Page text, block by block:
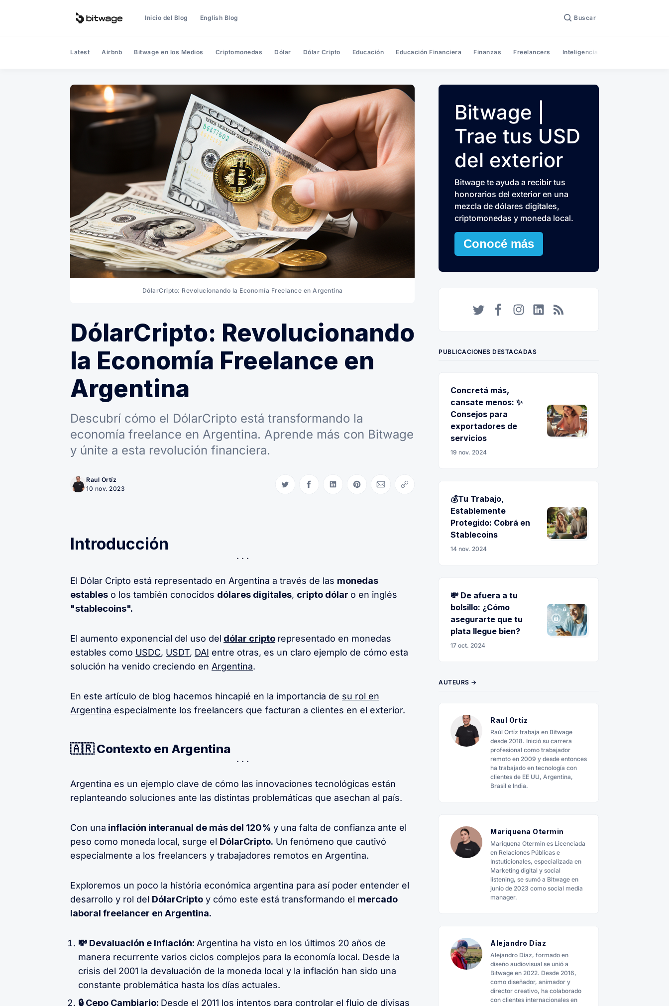
Inicio del Blog English Blog Buscar
Latest Airbnb Bitwage en los Medios Criptomonedas Dólar Dólar Cripto Educación Educación Financiera Finanzas Freelancers Inteligencia Artificial
DólarCripto: Revolucionando la Economía Freelance en Argentina
DólarCripto: Revolucionando
la Economía Freelance en
Argentina
Descubrí cómo el DólarCripto está transformando la
economía freelance en Argentina. Aprende más con Bitwage
y únite a esta revolución financiera.
Raul Ortíz
10 nov. 2023
Compartir en Twitter
Compartir en Facebook
Compartir en LinkedIn
Compartir en Pinterest
Compartir via Email
Copiar link
Introducción
El Dólar Cripto está representado en Argentina a través de las monedas
estables o los también conocidos dólares digitales, cripto dólar o en inglés
"stablecoins".
El aumento exponencial del uso del dólar cripto representado en monedas
estables como USDC, USDT, DAI entre otras, es un claro ejemplo de cómo esta
solución ha venido creciendo en Argentina.
En este artículo de blog hacemos hincapié en la importancia de su rol en
Argentina especialmente los freelancers que facturan a clientes en el exterior.
🇦🇷 Contexto en Argentina
Argentina es un ejemplo clave de cómo las innovaciones tecnológicas están
replanteando soluciones ante las distintas problemáticas que asechan al país.
Con una inflación interanual de más del 120% y una falta de confianza ante el
peso como moneda local, surge el DólarCripto. Un fenómeno que cautivó
especialmente a los freelancers y trabajadores remotos en Argentina.
Exploremos un poco la história económica argentina para así poder entender el
desarrollo y rol del DólarCripto y cómo este está transformando el mercado
laboral freelancer en Argentina.
💸 Devaluación e Inflación: Argentina ha visto en los últimos 20 años de
manera recurrente varios ciclos complejos para la economía local. Desde la
crisis del 2001 la devaluación de la moneda local y la inflación han sido una
constante problemática hasta los días actuales.
🔒 Cepo Cambiario: Desde el 2011 los intentos para controlar el flujo de divisas
Bitwage |
Trae tus USD
del exterior
Bitwage te ayuda a recibir tus
honorarios del exterior en una
mezcla de dólares digitales,
criptomonedas y moneda local.
Conocé más
PUBLICACIONES DESTACADAS
Concretá más,
cansate menos: ✨
Consejos para
exportadores de
servicios
19 nov. 2024
💰Tu Trabajo,
Establemente
Protegido: Cobrá en
Stablecoins
14 nov. 2024
💸 De afuera a tu
bolsillo: ¿Cómo
asegurarte que tu
plata llegue bien?
17 oct. 2024
AUTEURS →
Raul Ortíz
Raúl Ortíz trabaja en Bitwage
desde 2018. Inició su carrera
profesional como trabajador
remoto en 2009 y desde entonces
ha trabajado en tecnología con
clientes de EE UU, Argentina,
Brasil e India.
Mariquena Otermin
Mariquena Otermin es Licenciada
en Relaciones Públicas e
Instuticionales, especializada en
Marketing digital y social
listening, se sumó a Bitwage en
junio de 2023 como social media
manager.
Alejandro Diaz
Alejandro Díaz, formado en
diseño audiovisual se unió a
Bitwage en 2022. Desde 2016,
como diseñador, animador y
director creativo, ha colaborado
con clientes internacionales en